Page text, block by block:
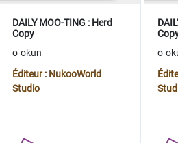
DAILY MOO-TING : Herd
Copy
o-okun
Éditeur : NukooWorld
Studio
o-